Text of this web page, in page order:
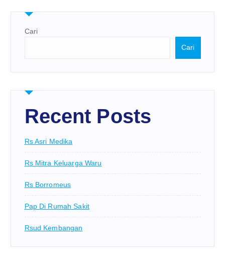
Cari
Cari
Recent Posts
Rs Asri Medika
Rs Mitra Keluarga Waru
Rs Borromeus
Pap Di Rumah Sakit
Rsud Kembangan